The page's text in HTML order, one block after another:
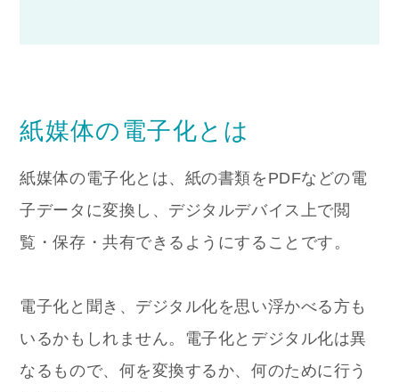
紙媒体の電子化とは
紙媒体の電子化とは、紙の書類をPDFなどの電
子データに変換し、デジタルデバイス上で閲
覧・保存・共有できるようにすることです。
電子化と聞き、デジタル化を思い浮かべる方も
いるかもしれません。電子化とデジタル化は異
なるもので、何を変換するか、何のために行う